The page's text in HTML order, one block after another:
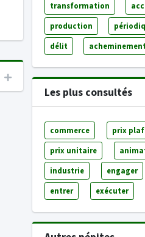
transformation
production
délit
Les plus consultés
commerce prix
prix unitaire
industrie engager
entrer exécuter